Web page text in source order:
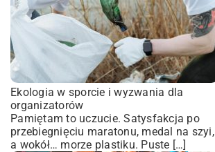
Ekologia w sporcie i wyzwania dla
organizatorów
Pamiętam to uczucie. Satysfakcja po
przebiegnięciu maratonu, medal na szyi,
a wokół… morze plastiku. Puste […]